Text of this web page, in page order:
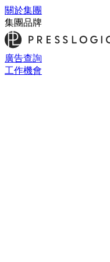
關於集團
集團品牌
廣告查詢
工作機會